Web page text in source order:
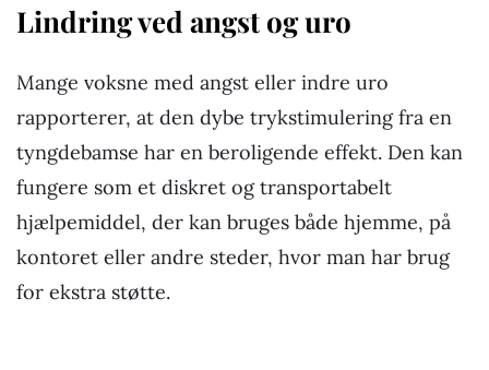
Lindring ved angst og uro
Mange voksne med angst eller indre uro
rapporterer, at den dybe trykstimulering fra en
tyngdebamse har en beroligende effekt. Den kan
fungere som et diskret og transportabelt
hjælpemiddel, der kan bruges både hjemme, på
kontoret eller andre steder, hvor man har brug
for ekstra støtte.